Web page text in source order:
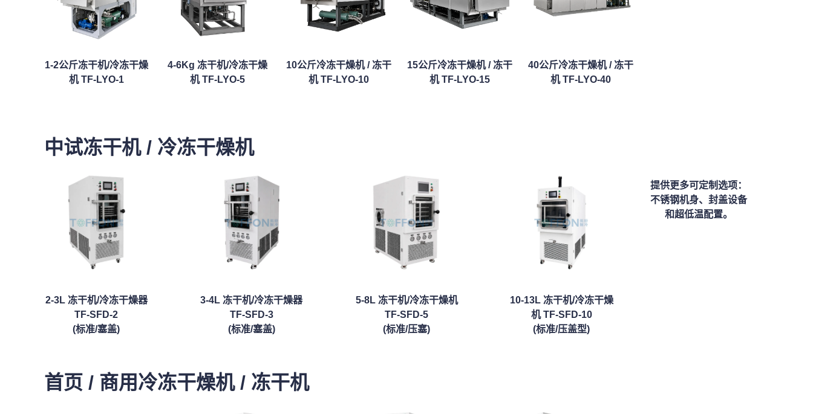
1-2公斤冻干机/冷冻干燥
机 TF-LYO-1
4-6Kg 冻干机/冷冻干燥
机 TF-LYO-5
10公斤冷冻干燥机 / 冻干
机 TF-LYO-10
15公斤冷冻干燥机 / 冻干
机 TF-LYO-15
40公斤冷冻干燥机 / 冻干
机 TF-LYO-40
2-3L 冻干机/冷冻干燥器
TF-SFD-2
(标准/塞盖)
3-4L 冻干机/冷冻干燥器
TF-SFD-3
(标准/塞盖)
5-8L 冻干机/冷冻干燥机
TF-SFD-5
(标准/压塞)
10-13L 冻干机/冷冻干燥
机 TF-SFD-10
(标准/压盖型)
提供更多可定制选项：
不锈钢机身、封盖设备
和超低温配置。
中试冻干机 / 冷冻干燥机
首页 / 商用冷冻干燥机 / 冻干机